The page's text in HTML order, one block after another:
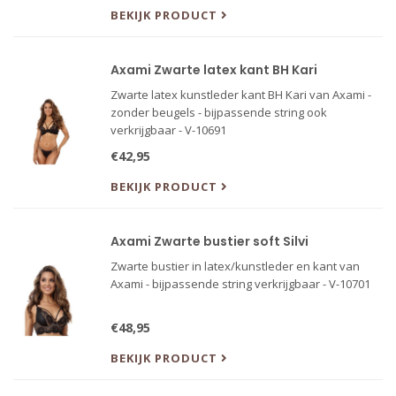
BEKIJK PRODUCT
Axami Zwarte latex kant BH Kari
Zwarte latex kunstleder kant BH Kari van Axami -
zonder beugels - bijpassende string ook
verkrijgbaar - V-10691
€42,95
BEKIJK PRODUCT
Axami Zwarte bustier soft Silvi
Zwarte bustier in latex/kunstleder en kant van
Axami - bijpassende string verkrijgbaar - V-10701
€48,95
BEKIJK PRODUCT